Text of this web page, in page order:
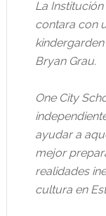
La
contara con
Bryan Grau.
One City
ayudar a
mejor
realidades
cultura en